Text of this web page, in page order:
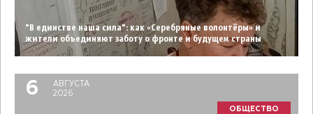
"В единстве наша сила": как «Серебряные волонтёры» и
жители объединяют заботу о фронте и будущем страны
6
АВГУСТА
2026
ОБЩЕСТВО